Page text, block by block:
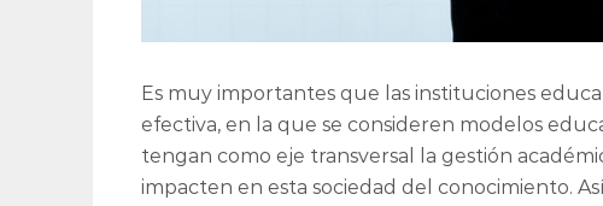
Es muy importantes que las instituciones
efectiva, en la que se consideren modelos
tengan como eje transversal la gestión
impacten en esta sociedad del conocimiento.